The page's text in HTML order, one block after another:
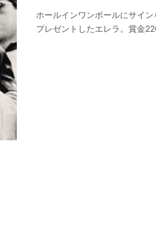
ホールインワンボールにサイ
プレゼントしたエレラ。賞金